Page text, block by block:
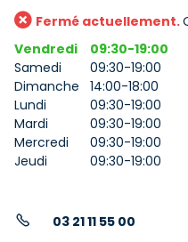
Fermé actuellement.
Vendredi
09:30-19:00
Samedi
09:30-19:00
Dimanche
14:00-18:00
Lundi
09:30-19:00
Mardi
09:30-19:00
Mercredi
09:30-19:00
Jeudi
09:30-19:00
03 21 11 55 00